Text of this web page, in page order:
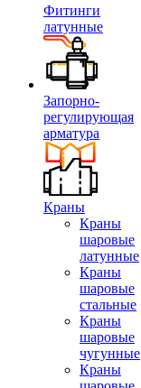
Фитинги
латунные
Запорно-
регулирующая
арматура
Краны
Краны
шаровые
латунные
Краны
шаровые
стальные
Краны
шаровые
чугунные
Краны